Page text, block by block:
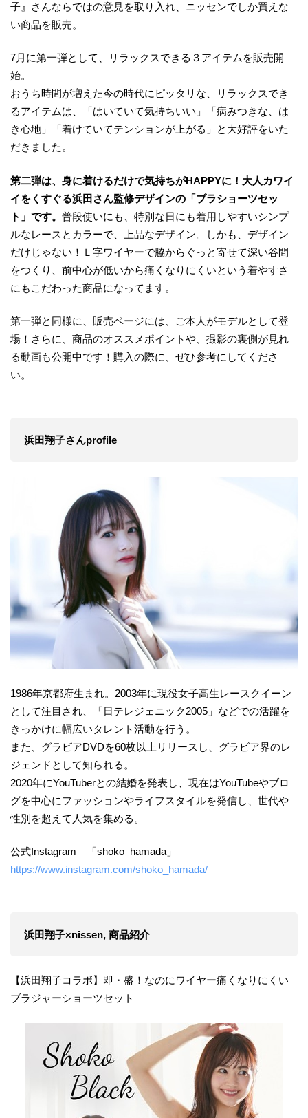
子』さんならではの意見を取り入れ、ニッセンでしか買えな
い商品を販売。
7月に第一弾として、リラックスできる３アイテムを販売開
始。
おうち時間が増えた今の時代にピッタリな、リラックスでき
るアイテムは、「はいていて気持ちいい」「病みつきな、は
き心地」「着けていてテンションが上がる」と大好評をいた
だきました。
第二弾は、身に着けるだけで気持ちがHAPPYに！大人カワイ
イをくすぐる浜田さん監修デザインの「ブラショーツセッ
ト」です。 普段使いにも、特別な日にも着用しやすいシンプ
ルなレースとカラーで、上品なデザイン。しかも、デザイン
だけじゃない！Ｌ字ワイヤーで脇からぐっと寄せて深い谷間
をつくり、前中心が低いから痛くなりにくいという着やすさ
にもこだわった商品になってます。
第一弾と同様に、販売ページには、ご本人がモデルとして登
場！さらに、商品のオススメポイントや、撮影の裏側が見れ
る動画も公開中です！購入の際に、ぜひ参考にしてくださ
い。
浜田翔子さんprofile
1986年京都府生まれ。2003年に現役女子高生レースクイーン
として注目され、「日テレジェニック2005」などでの活躍を
きっかけに幅広いタレント活動を行う。
また、グラビアDVDを60枚以上リリースし、グラビア界のレ
ジェンドとして知られる。
2020年にYouTuberとの結婚を発表し、現在はYouTubeやブロ
グを中心にファッションやライフスタイルを発信し、世代や
性別を超えて人気を集める。
公式Instagram 「shoko_hamada」
https://www.instagram.com/shoko_hamada/
浜田翔子×nissen, 商品紹介
【浜田翔子コラボ】即・盛！なのにワイヤー痛くなりにくい
ブラジャーショーツセット